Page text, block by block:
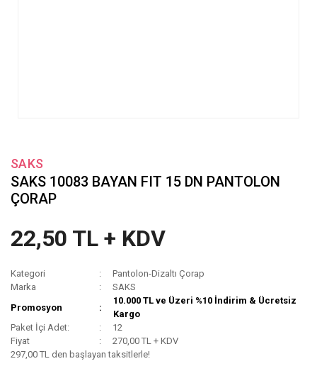
SAKS
SAKS 10083 BAYAN FIT 15 DN PANTOLON
ÇORAP
22,50 TL + KDV
Kategori
Pantolon-Dizaltı Çorap
Marka
SAKS
Promosyon
10.000 TL ve Üzeri %10 İndirim & Ücretsiz
Kargo
Paket İçi Adet:
12
Fiyat
270,00 TL + KDV
297,00 TL den başlayan taksitlerle!